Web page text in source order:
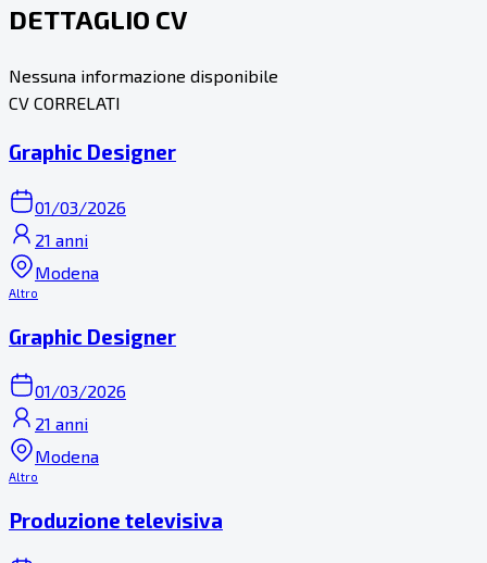
DETTAGLIO CV
Nessuna informazione disponibile
CV CORRELATI
Graphic Designer
01/03/2026
21 anni
Modena
Altro
Graphic Designer
01/03/2026
21 anni
Modena
Altro
Produzione televisiva